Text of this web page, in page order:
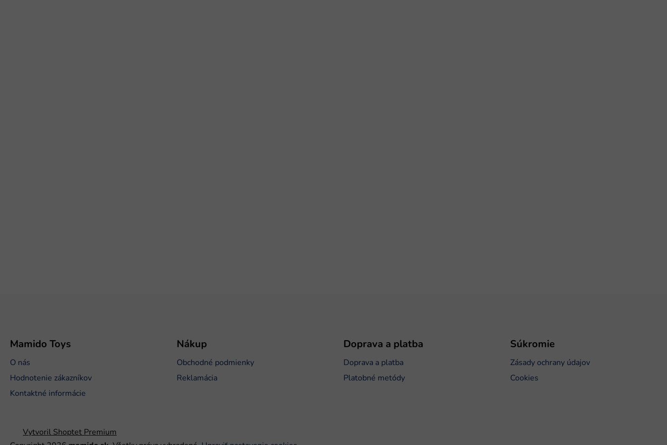
Mamido Toys
O nás
Hodnotenie zákazníkov
Kontaktné informácie
Nákup
Obchodné podmienky
Reklamácia
Doprava a platba
Doprava a platba
Platobné metódy
Súkromie
Zásady ochrany údajov
Cookies
Vytvoril Shoptet Premium